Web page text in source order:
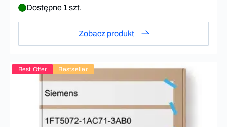
Dostępne 1 szt.
Zobacz produkt
Best Offer Bestseller